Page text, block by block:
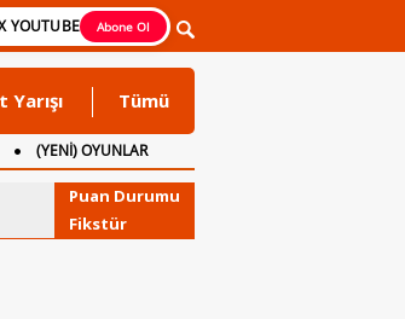
YOUTUBE Abone Ol
Yarışı Tümü
(YENİ) OYUNLAR
Puan Durumu
Fikstür